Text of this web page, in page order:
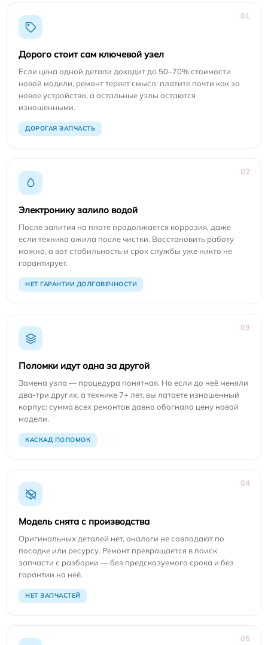
01
Дорого стоит сам ключевой узел
Если цена одной детали доходит до 50–70% стоимости
новой модели, ремонт теряет смысл: платите почти как за
новое устройство, а остальные узлы остаются
изношенными.
ДОРОГАЯ ЗАПЧАСТЬ
02
Электронику залило водой
После залития на плате продолжается коррозия, даже
если техника ожила после чистки. Восстановить работу
можно, а вот стабильность и срок службы уже никто не
гарантирует.
НЕТ ГАРАНТИИ ДОЛГОВЕЧНОСТИ
03
Поломки идут одна за другой
Замена узла — процедура понятная. Но если до неё меняли
два-три других, а технике 7+ лет, вы латаете изношенный
корпус: сумма всех ремонтов давно обогнала цену новой
модели.
КАСКАД ПОЛОМОК
04
Модель снята с производства
Оригинальных деталей нет, аналоги не совпадают по
посадке или ресурсу. Ремонт превращается в поиск
запчасти с разборки — без предсказуемого срока и без
гарантии на неё.
НЕТ ЗАПЧАСТЕЙ
05